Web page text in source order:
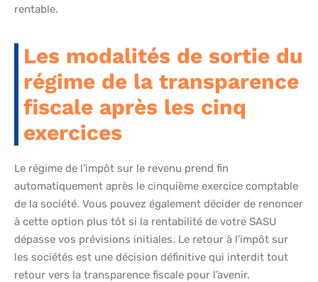
rentable.
Les modalités de sortie du
régime de la transparence
fiscale après les cinq
exercices
Le régime de l’impôt sur le revenu prend fin
automatiquement après le cinquième exercice comptable
de la société. Vous pouvez également décider de renoncer
à cette option plus tôt si la rentabilité de votre SASU
dépasse vos prévisions initiales. Le retour à l’impôt sur
les sociétés est une décision définitive qui interdit tout
retour vers la transparence fiscale pour l’avenir.